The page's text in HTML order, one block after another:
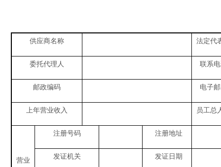
供应商名称 法定代
委托代理 人 联系
邮政编码 电子
上年营业收入 员工总
营业
注册号码 注册地址
发证机关 发证日期